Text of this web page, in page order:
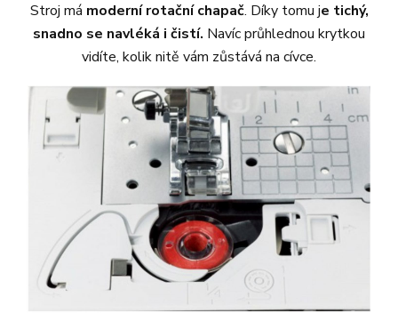
Stroj má moderní rotační chapač. Díky tomu je tichý,
snadno se navléká i čistí. Navíc průhlednou krytkou
vidíte, kolik nitě vám zůstává na cívce.